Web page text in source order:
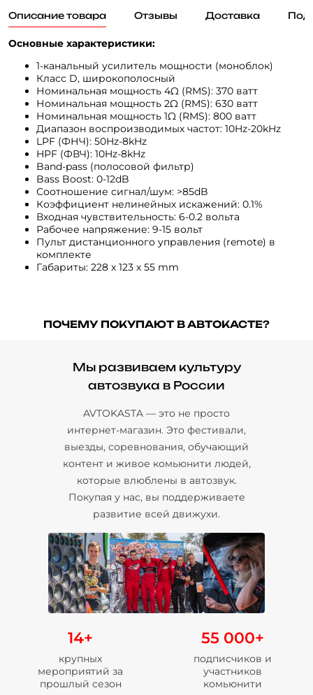
Описание товара Отзывы Доставка
Основные характеристики:
1-канальный усилитель мощности (моноблок)
Класс D, широкополосный
Номинальная мощность 4Ω (RMS): 370 ватт
Номинальная мощность 2Ω (RMS): 630 ватт
Номинальная мощность 1Ω (RMS): 800 ватт
Диапазон воспроизводимых частот: 10Hz-20kHz
LPF (ФНЧ): 50Hz-8kHz
HPF (ФВЧ): 10Hz-8kHz
Band-pass (полосовой фильтр)
Bass Boost: 0-12dB
Соотношение сигнал/шум: >85dB
Коэффициент нелинейных искажений: 0.1%
Входная чувствительность: 6-0.2 вольта
Рабочее напряжение: 9-15 вольт
Пульт дистанционного управления (remote) в
комплекте
Габариты: 228 x 123 x 55 mm
ПОЧЕМУ ПОКУПАЮТ В АВТОКАСТЕ?
Мы развиваем культуру
автозвука в России
AVTOKASTA — это не просто
интернет-магазин. Это фестивали,
выезды, соревнования, обучающий
контент и живое комьюнити людей,
которые влюблены в автозвук.
Покупая у нас, вы поддерживаете
развитие всей движухи.
14+
крупных
мероприятий за
прошлый сезон
55 000+
подписчиков и
участников
комьюнити